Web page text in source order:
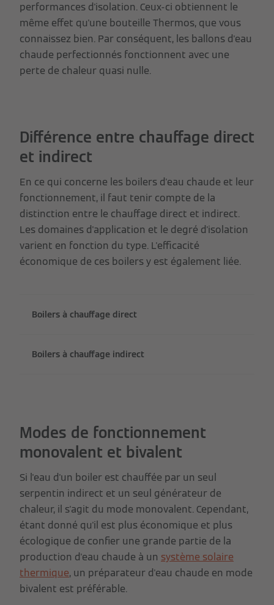
performances d'isolation. Ceux-ci obtiennent le
même effet qu'une bouteille Thermos, que vous
connaissez bien. Par conséquent, les ballons d'eau
chaude perfectionnés fonctionnent avec une
perte de chaleur quasi nulle.
Différence entre chauffage direct
et indirect
En ce qui concerne les boilers d'eau chaude et leur
fonctionnement, il faut tenir compte de la
distinction entre le chauffage direct et indirect.
Les domaines d'application et le degré d'isolation
varient en fonction du type. L'efficacité
économique de ces boilers y est également liée.
Boilers à chauffage direct
Boilers à chauffage indirect
Modes de fonctionnement
monovalent et bivalent
Si l'eau d'un boiler est chauffée par un seul
serpentin indirect et un seul générateur de
chaleur, il s'agit du mode monovalent. Cependant,
étant donné qu'il est plus économique et plus
écologique de confier une grande partie de la
production d'eau chaude à un système solaire
thermique, un préparateur d'eau chaude en mode
bivalent est préférable.